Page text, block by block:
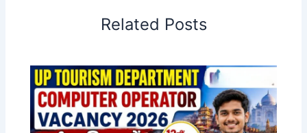
Related Posts